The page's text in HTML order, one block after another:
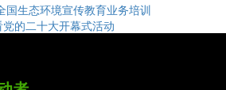
国生态环境宣传教育业务培训
的二十大开幕式活动